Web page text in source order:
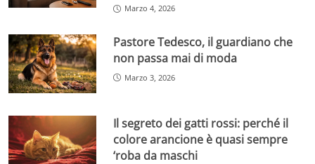
Marzo 4, 2026
Pastore Tedesco, il guardiano che
non passa mai di moda
Marzo 3, 2026
Il segreto dei gatti rossi: perché il
colore arancione è quasi sempre
‘roba da maschi